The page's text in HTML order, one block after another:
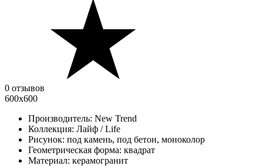
0 отзывов
600х600
Производитель: New Trend
Коллекция: Лайф / Life
Рисунок: под камень, под бетон, моноколор
Геометрическая форма: квадрат
Материал: керамогранит